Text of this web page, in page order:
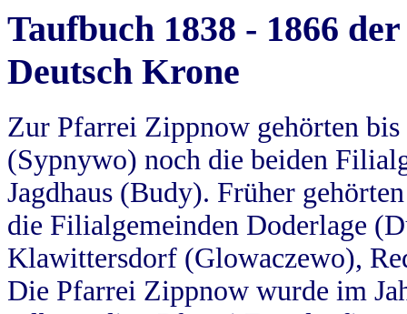
Taufbuch 1838 - 1866
Deutsch Krone
Zur Pfarrei Zippnow gehörten
(Sypnywo) noch die beiden
Jagdhaus (Budy). Früher
die Filialgemeinden Doderlage
Klawittersdorf (Glowaczewo),
Die Pfarrei Zippnow wurde im